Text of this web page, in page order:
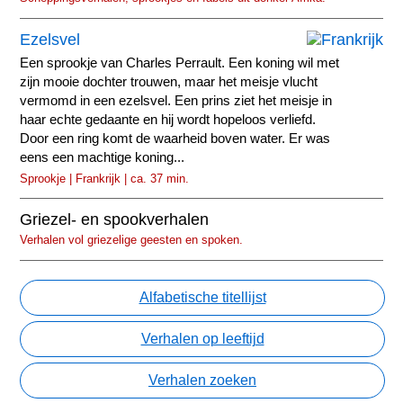
Ezelsvel
Een sprookje van Charles Perrault. Een koning wil met
zijn mooie dochter trouwen, maar het meisje vlucht
vermomd in een ezelsvel. Een prins ziet het meisje in
haar echte gedaante en hij wordt hopeloos verliefd.
Door een ring komt de waarheid boven water. Er was
eens een machtige koning...
Sprookje | Frankrijk | ca. 37 min.
Griezel- en spookverhalen
Verhalen vol griezelige geesten en spoken.
Alfabetische titellijst
Verhalen op leeftijd
Verhalen zoeken